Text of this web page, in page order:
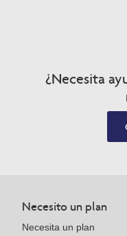
¿Necesita
Necesito un plan
Necesita un plan